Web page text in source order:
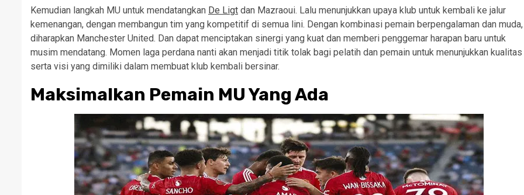
Kemudian langkah MU untuk mendatangkan De Ligt dan Mazraoui. Lalu menunjukkan upaya klub untuk kembali ke jalur
kemenangan, dengan membangun tim yang kompetitif di semua lini. Dengan kombinasi pemain berpengalaman dan muda,
diharapkan Manchester United. Dan dapat menciptakan sinergi yang kuat dan memberi penggemar harapan baru untuk
musim mendatang. Momen laga perdana nanti akan menjadi titik tolak bagi pelatih dan pemain untuk menunjukkan kualitas
serta visi yang dimiliki dalam membuat klub kembali bersinar.
Maksimalkan Pemain MU Yang Ada